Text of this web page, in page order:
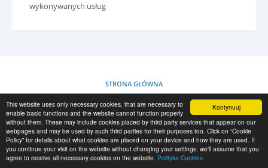
Kontynuuj
This website uses only necessary cookies, that are necessary to
enable basic functions and the website cannot function properly
without them. These may include cookies placed by third party services that appear on our
webpages and may be used by such third parties for their purposes too. Click on “Cookie
Policy” for details about what cookies are placed on your device and how they are used. If
you continue your visit on the website without changing your settings, we'll assume that you
agree to receive all necessary cookies on the website. Polityka Cookies
wykonywanych usług
STRONA GŁÓWNA
POLITYKA COOKIES
RESCUE MATERIAL